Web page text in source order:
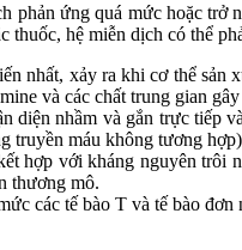
ứng quá mức hoặc
thuốc, hệ miễn dịch có thể
nhất, xảy ra khi cơ thể sản
và các chất trung gian
diện nhầm và gắn trực tiếp
truyền máu không tương
hợp với kháng nguyên trôi
thương mô.
các tế bào T và tế bào